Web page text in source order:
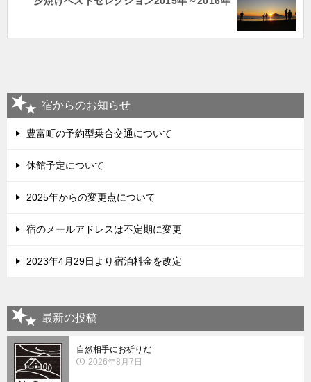
宿からのお知らせ
豊富町の予約型乗合交通について
休館予定について
2025年からの変更点について
宿のメールアドレスは不定期に変更
2023年4月29日より宿泊料金を改定
最新の投稿
自然相手にお祈りだ
2026年8月7日